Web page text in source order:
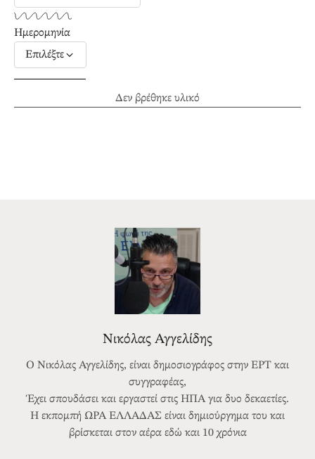
Δεν βρέθηκε υλικό
Ημερομηνία
Επιλέξτε
Νικόλας Αγγελίδης
Ο Νικόλας Αγγελίδης, είναι δημοσιογράφος στην ΕΡΤ και
συγγραφέας,
Έχει σπουδάσει και εργαστεί στις ΗΠΑ για δυο δεκαετίες.
Η εκπομπή ΩΡΑ ΕΛΛΑΔΑΣ είναι δημιούργημα του και
βρίσκεται στον αέρα εδώ και 10 χρόνια